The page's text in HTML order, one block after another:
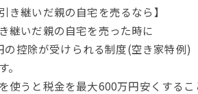
き継いだ親の自宅を売るなら】
継いだ親の自宅を売った時に
の控除が受けられる制度(空き家特例)
。
使うと税金を最大600万円安くする